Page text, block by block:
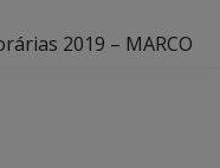
2019 – MARCO